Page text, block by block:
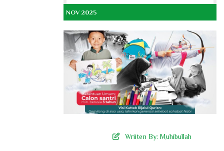
NOV 2025
Wriiten By: Muhibullah